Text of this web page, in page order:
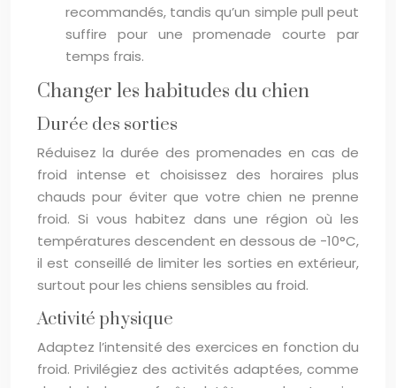
recommandés, tandis qu’un simple pull peut
suffire pour une promenade courte par
temps frais.
Changer les habitudes du chien
Durée des sorties
Réduisez la durée des promenades en cas de
froid intense et choisissez des horaires plus
chauds pour éviter que votre chien ne prenne
froid. Si vous habitez dans une région où les
températures descendent en dessous de -10°C,
il est conseillé de limiter les sorties en extérieur,
surtout pour les chiens sensibles au froid.
Activité physique
Adaptez l’intensité des exercices en fonction du
froid. Privilégiez des activités adaptées, comme